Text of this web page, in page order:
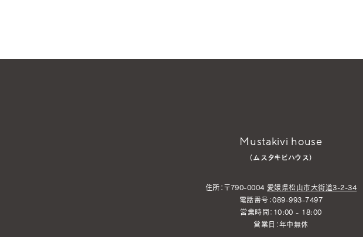
Mustakivi house
（ムスタキビハウス）
住所：〒790-0004 愛媛県松山市大街道3-2-34
電話番号：089-993-7497
営業時間：10:00 - 18:00
営業日：年中無休